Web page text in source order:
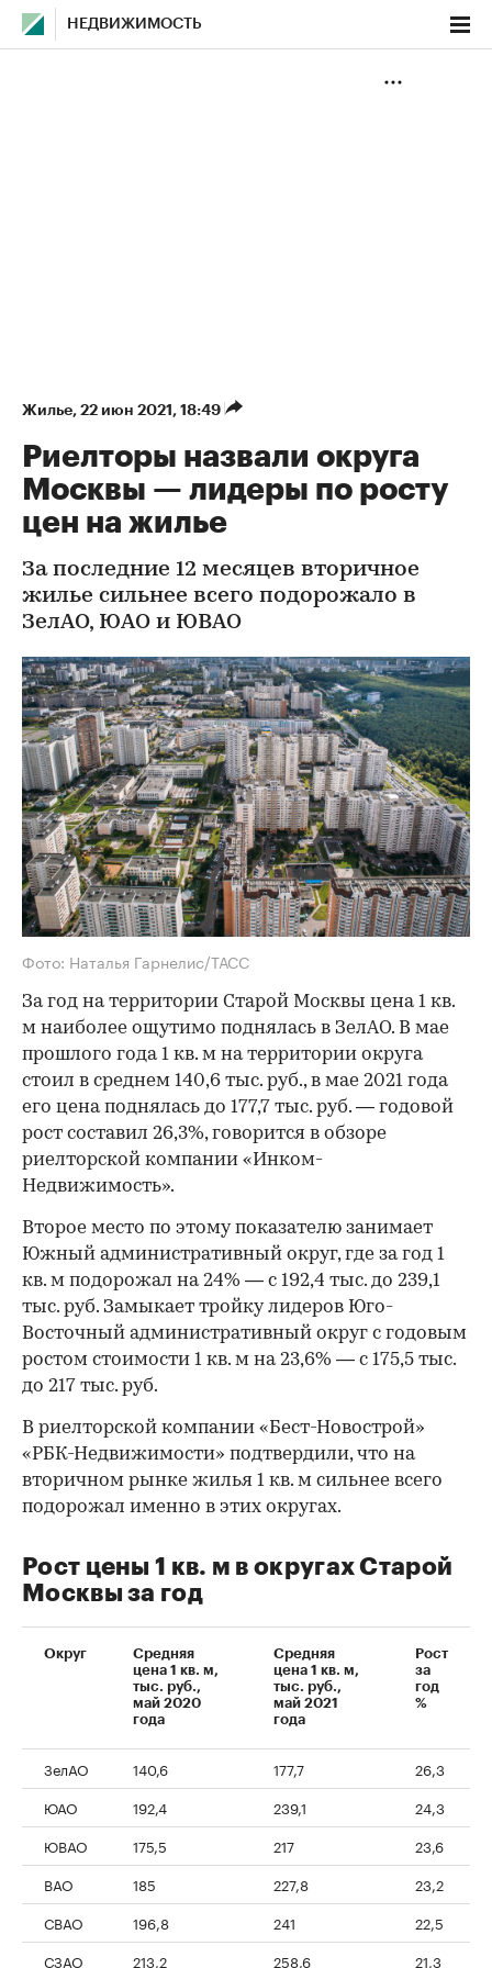
НЕДВИЖИМОСТЬ
Жилье⁠, 22 июн 2021, 18:49
Риелторы назвали округа
Москвы — лидеры по росту
цен на жилье
За последние 12 месяцев вторичное
жилье сильнее всего подорожало в
ЗелАО, ЮАО и ЮВАО
Фото: Наталья Гарнелис/ТАСС
За год на территории Старой Москвы цена 1 кв.
м наиболее ощутимо поднялась в ЗелАО. В мае
прошлого года 1 кв. м на территории округа
стоил в среднем 140,6 тыс. руб., в мае 2021 года
его цена поднялась до 177,7 тыс. руб. — годовой
рост составил 26,3%, говорится в обзоре
риелторской компании «Инком-
Недвижимость».
Второе место по этому показателю занимает
Южный административный округ, где за год 1
кв. м подорожал на 24% — c 192,4 тыс. до 239,1
тыс. руб. Замыкает тройку лидеров Юго-
Восточный административный округ с годовым
ростом стоимости 1 кв. м на 23,6% — с 175,5 тыс.
до 217 тыс. руб.
В риелторской компании «Бест-Новострой»
«РБК-Недвижимости» подтвердили, что на
вторичном рынке жилья 1 кв. м сильнее всего
подорожал именно в этих округах.
Рост цены 1 кв. м в округах Старой
Москвы за год
Округ
Средняя
цена 1 кв. м,
тыс. руб.,
май 2020
года
Средняя
цена 1 кв. м,
тыс. руб.,
май 2021
года
Рост
за
год
%
ЗелАО 140,6 177,7
26,3
ЮАО
192,4 239,1
24,3
ЮВАО
175,5 217
23,6
ВАО
185 227,8
23,2
СВАО
196,8 241
22,5
СЗАО
213,2 258,6 21,3